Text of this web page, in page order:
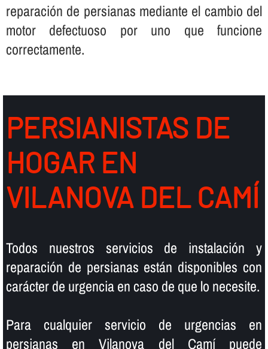
reparación de persianas mediante el cambio del
motor defectuoso por uno que funcione
correctamente.
PERSIANISTAS DE
HOGAR EN
VILANOVA DEL CAMÍ
Todos nuestros servicios de instalación y
reparación de persianas están disponibles con
carácter de urgencia en caso de que lo necesite.
Para cualquier servicio de urgencias en
persianas en Vilanova del Camí puede